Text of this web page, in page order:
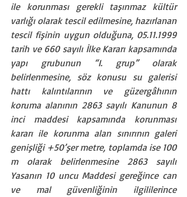
ile korunması gerekli taşınmaz kültür
varlığı olarak tescil edilmesine, hazırlanan
tescil fişinin uygun olduğuna, 05.11.1999
tarih ve 660 sayılı İlke Kararı kapsamında
yapı grubunun “I. grup” olarak
belirlenmesine, söz konusu su galerisi
hattı kalıntılarının ve güzergâhının
koruma alanının 2863 sayılı Kanunun 8
inci maddesi kapsamında korunması
kararı ile korunma alan sınırının galeri
genişliği +50’şer metre, toplamda ise 100
m olarak belirlenmesine 2863 sayılı
Yasanın 10 uncu Maddesi gereğince can
ve mal güvenliğinin ilgililerince